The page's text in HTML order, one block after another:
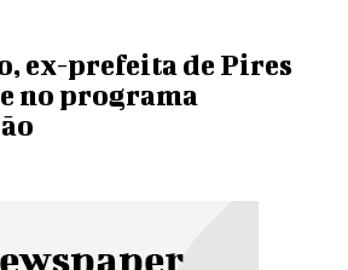
ex-prefeita de Pires
no programa